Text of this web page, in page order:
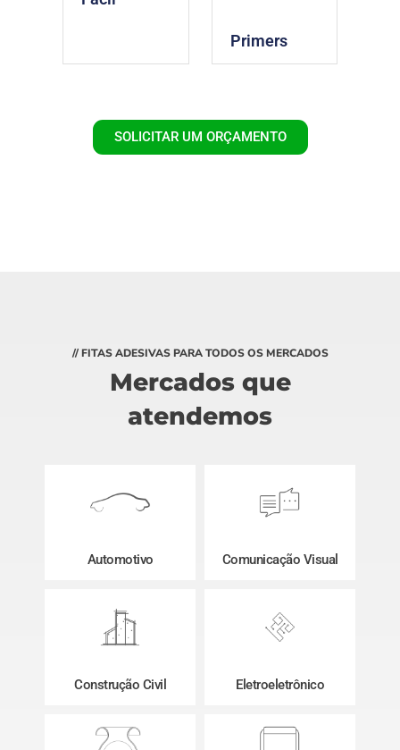
Primers
SOLICITAR UM ORÇAMENTO
// FITAS ADESIVAS PARA TODOS OS MERCADOS
Mercados que
atendemos
Automotivo Comunicação Visual
Construção Civil Eletroeletrônico